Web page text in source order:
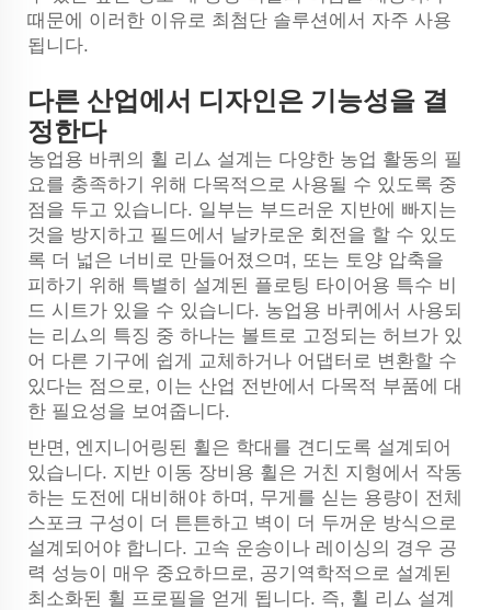
때문에 이러한 이유로 최첨단 솔루션에서 자주 사용
됩니다.
다른 산업에서 디자인은 기능성을 결
정한다
농업용 바퀴의 휠 리ム 설계는 다양한 농업 활동의 필
요를 충족하기 위해 다목적으로 사용될 수 있도록 중
점을 두고 있습니다. 일부는 부드러운 지반에 빠지는
것을 방지하고 필드에서 날카로운 회전을 할 수 있도
록 더 넓은 너비로 만들어졌으며, 또는 토양 압축을
피하기 위해 특별히 설계된 플로팅 타이어용 특수 비
드 시트가 있을 수 있습니다. 농업용 바퀴에서 사용되
는 리ム의 특징 중 하나는 볼트로 고정되는 허브가 있
어 다른 기구에 쉽게 교체하거나 어댑터로 변환할 수
있다는 점으로, 이는 산업 전반에서 다목적 부품에 대
한 필요성을 보여줍니다.
반면, 엔지니어링된 휠은 학대를 견디도록 설계되어
있습니다. 지반 이동 장비용 휠은 거친 지형에서 작동
하는 도전에 대비해야 하며, 무게를 싣는 용량이 전체
스포크 구성이 더 튼튼하고 벽이 더 두꺼운 방식으로
설계되어야 합니다. 고속 운송이나 레이싱의 경우 공
력 성능이 매우 중요하므로, 공기역학적으로 설계된
최소화된 휠 프로필을 얻게 됩니다. 즉, 휠 리ム 설계